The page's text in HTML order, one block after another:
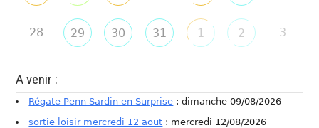
28 29 30 31 1 2 3
A venir :
Régate Penn Sardin en Surprise : dimanche 09/08/2026
sortie loisir mercredi 12 aout : mercredi 12/08/2026